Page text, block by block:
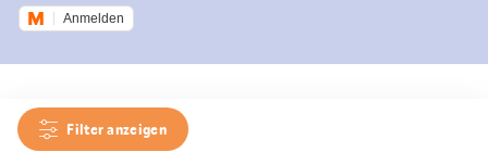
Anmelden
Filter anzeigen